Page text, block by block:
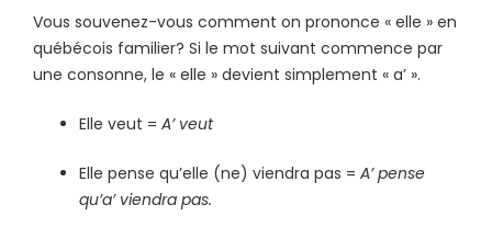
Vous souvenez-vous comment on prononce « elle » en
québécois familier? Si le mot suivant commence par
une consonne, le « elle » devient simplement « a’ ».
Elle veut = A’ veut
Elle pense qu’elle (ne) viendra pas = A’ pense
qu’a’ viendra pas.